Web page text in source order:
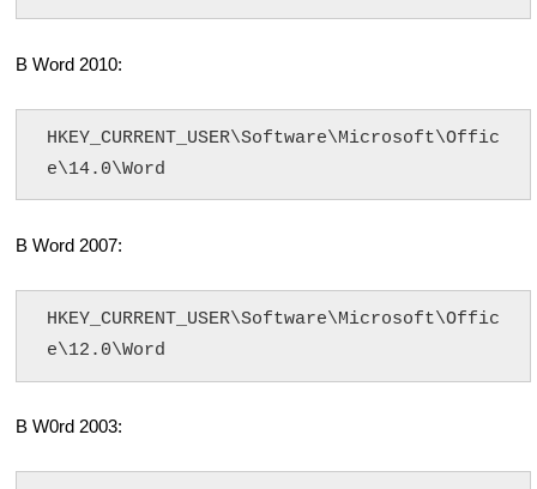
В Word 2010:
HKEY_CURRENT_USER\Software\Microsoft\Offic
e\14.0\Word
В Word 2007:
HKEY_CURRENT_USER\Software\Microsoft\Offic
e\12.0\Word
В W0rd 2003: